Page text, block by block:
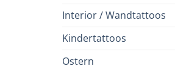
Interior / Wandtattoos
Kindertattoos
Ostern